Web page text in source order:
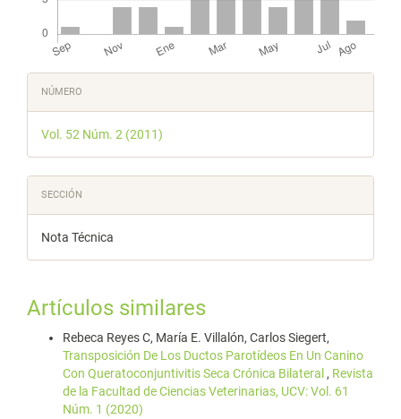
Detalles
del
artículo
NÚMERO
Vol. 52 Núm. 2 (2011)
SECCIÓN
Nota Técnica
Artículos similares
Rebeca Reyes C, María E. Villalón, Carlos Siegert,
Transposición De Los Ductos Parotídeos En Un Canino
Con Queratoconjuntivitis Seca Crónica Bilateral , Revista
de la Facultad de Ciencias Veterinarias, UCV: Vol. 61
Núm. 1 (2020)